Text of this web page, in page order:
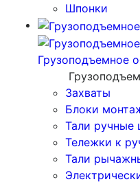
Шпонки
Грузоподъемное
Захваты
Блоки
Тали ручные
Тележки к
Тали